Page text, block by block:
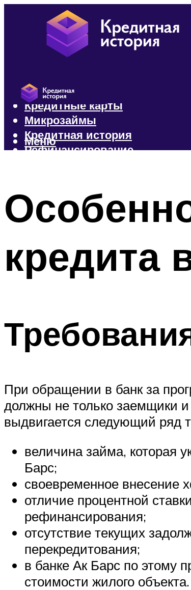
Кредиты
Кредитные карты
Микрозаймы
Кредитная история
Рефинансирование
Меню
кредита
При обращении в банк за
должны не только заемщики
выдвигается следующий ряд
величина займа, которая
Барс;
своевременное внесение
отличие процентной
рефинансирования;
отсутствие текущих
перекредитования;
в банке Ак Барс по этому
стоимости жилого объекта.